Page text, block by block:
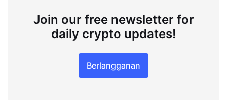
Join our free newsletter for
daily crypto updates!
Berlangganan